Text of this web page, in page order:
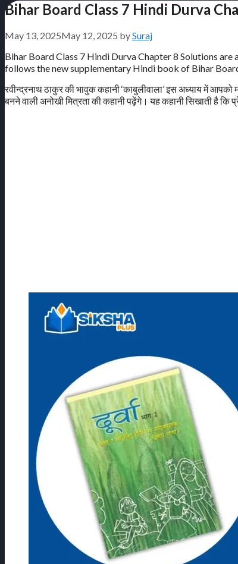
Bihar Board Class 7 Hindi Durva
May 13, 2025May 12, 2025 bySuraj
Bihar Board Class 7 Hindi Durva Chapter 8 Solutions are
follows the new supplementary Hindi book of Bihar
रवीन्द्रनाथ ठाकुर की भावुक कहानी ‘काबुलीवाला’ इस अध्याय में
बनने वाली अनोखी मित्रता की कहानी पढ़ेंगे। यह कहानी सिखाती है कि